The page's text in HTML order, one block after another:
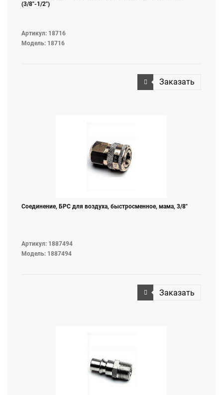
(3/8"-1/2")
Артикул: 18716
Модель: 18716
Заказать
Соединение, БРС для воздуха, быстросменное, мама, 3/8"
Артикул: 1887494
Модель: 1887494
Заказать